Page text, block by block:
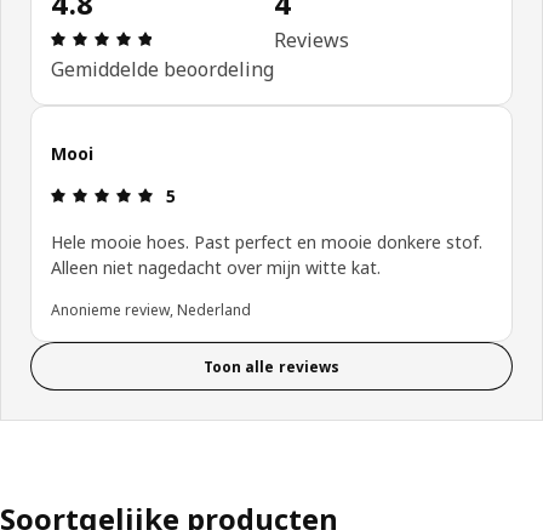
Review: 4.8 van 5 sterren. Totaal beoordelingen:
Gemiddelde beoordeling
Reviews
Mooi
Review: 5 van 5 sterren.
5
Hele mooie hoes. Past perfect en mooie donkere stof.
Alleen niet nagedacht over mijn witte kat.
Anonieme review, Nederland
Toon alle reviews
Soortgelijke producten